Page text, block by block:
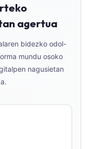
agertua
bidezko odol-
mundu osoko
nagusietan